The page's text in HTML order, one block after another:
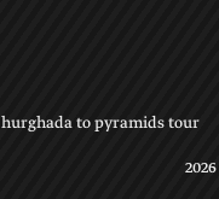
hurghada to pyramids tour